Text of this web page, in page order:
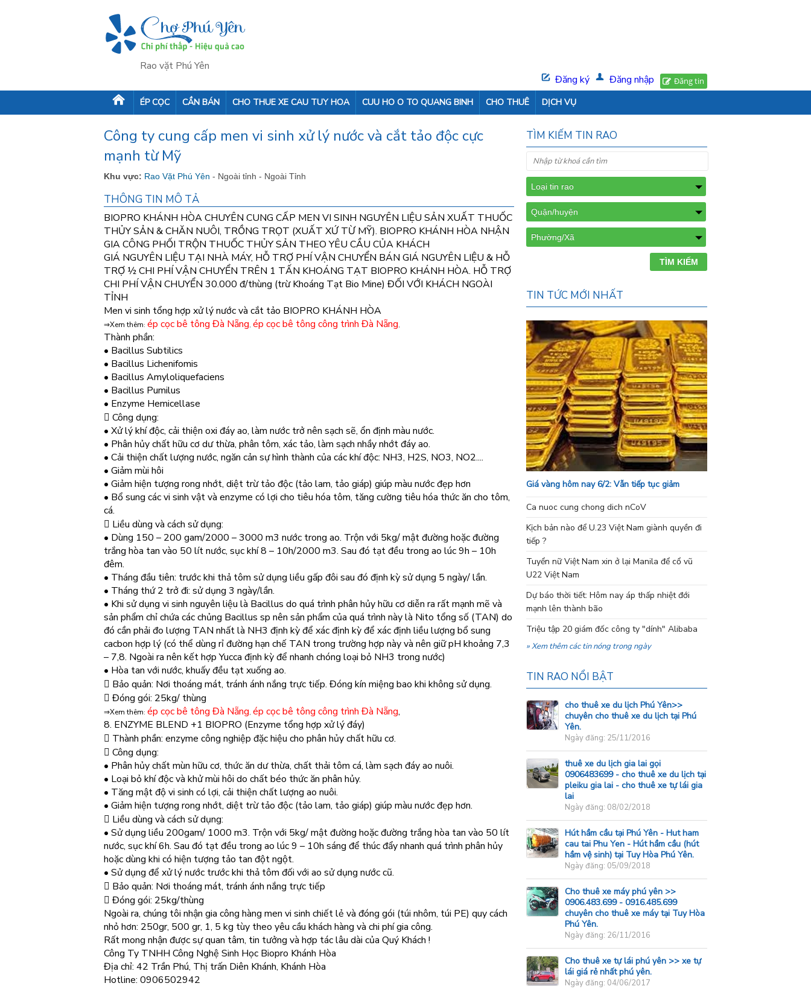
Rao vặt Phú Yên
Đăng tin
Đăng nhập
Đăng ký
ÉP CỌC CẦN BÁN CHO THUE XE CAU TUY HOA CUU HO O TO QUANG BINH CHO THUÊ DỊCH VỤ
Công ty cung cấp men vi sinh xử lý nước và cắt tảo độc cực
mạnh từ Mỹ
Khu vực: Rao Vặt Phú Yên - Ngoài tỉnh - Ngoài Tỉnh
THÔNG TIN MÔ TẢ
BIOPRO KHÁNH HÒA CHUYÊN CUNG CẤP MEN VI SINH NGUYÊN LIỆU SẢN XUẤT THUỐC
THỦY SẢN & CHĂN NUÔI, TRỒNG TRỌT (XUẤT XỨ TỪ MỸ). BIOPRO KHÁNH HÒA NHẬN
GIA CÔNG PHỐI TRỘN THUỐC THỦY SẢN THEO YÊU CẦU CỦA KHÁCH
GIÁ NGUYÊN LIỆU TẠI NHÀ MÁY, HỖ TRỢ PHÍ VẬN CHUYỂN BÁN GIÁ NGUYÊN LIỆU & HỖ
TRỢ ½ CHI PHÍ VẬN CHUYỂN TRÊN 1 TẤN KHOÁNG TẠT BIOPRO KHÁNH HÒA. HỖ TRỢ
CHI PHÍ VẬN CHUYỂN 30.000 đ/thùng (trừ Khoáng Tạt Bio Mine) ĐỐI VỚI KHÁCH NGOÀI
TỈNH
Men vi sinh tổng hợp xử lý nước và cắt tảo BIOPRO KHÁNH HÒA
⇒Xem thêm: ép cọc bê tông Đà Nẵng, ép cọc bê tông công trình Đà Nẵng,
Thành phần:
• Bacillus Subtilics
• Bacillus Lichenifomis
• Bacillus Amyloliquefaciens
• Bacillus Pumilus
• Enzyme Hemicellase
 Công dụng:
• Xử lý khí độc, cải thiện oxi đáy ao, làm nước trở nên sạch sẽ, ổn định màu nước.
• Phân hủy chất hữu cơ dư thừa, phân tôm, xác tảo, làm sạch nhầy nhớt đáy ao.
• Cải thiện chất lượng nước, ngăn cản sự hình thành của các khí độc: NH3, H2S, NO3, NO2....
• Giảm mùi hôi
• Giảm hiện tượng rong nhớt, diệt trừ tảo độc (tảo lam, tảo giáp) giúp màu nước đẹp hơn
• Bổ sung các vi sinh vật và enzyme có lợi cho tiêu hóa tôm, tăng cường tiêu hóa thức ăn cho tôm,
cá.
 Liều dùng và cách sử dụng:
• Dùng 150 – 200 gam/2000 – 3000 m3 nước trong ao. Trộn với 5kg/ mật đường hoặc đường
trắng hòa tan vào 50 lít nước, sục khí 8 – 10h/2000 m3. Sau đó tạt đều trong ao lúc 9h – 10h
đêm.
• Tháng đầu tiên: trước khi thả tôm sử dụng liều gấp đôi sau đó định kỳ sử dụng 5 ngày/ lần.
• Tháng thứ 2 trở đi: sử dụng 3 ngày/lần.
• Khi sử dụng vi sinh nguyên liệu là Bacillus do quá trình phân hủy hữu cơ diễn ra rất mạnh mẽ và
sản phẩm chỉ chứa các chủng Bacillus sp nên sản phẩm của quá trình này là Nito tổng số (TAN) do
đó cần phải đo lượng TAN nhất là NH3 định kỳ để xác định kỳ để xác định liều lượng bổ sung
cacbon hợp lý (có thể dùng rỉ đường hạn chế TAN trong trường hợp này và nên giữ pH khoảng 7,3
– 7,8. Ngoài ra nên kết hợp Yucca định kỳ để nhanh chóng loại bỏ NH3 trong nước)
• Hòa tan với nước, khuấy đều tạt xuống ao.
 Bảo quản: Nơi thoáng mát, tránh ánh nắng trực tiếp. Đóng kín miệng bao khi không sử dụng.
 Đóng gói: 25kg/ thùng
⇒Xem thêm: ép cọc bê tông Đà Nẵng, ép cọc bê tông công trình Đà Nẵng,
8. ENZYME BLEND +1 BIOPRO (Enzyme tổng hợp xử lý đáy)
 Thành phần: enzyme công nghiệp đặc hiệu cho phân hủy chất hữu cơ.
 Công dụng:
• Phân hủy chất mùn hữu cơ, thức ăn dư thừa, chất thải tôm cá, làm sạch đáy ao nuôi.
• Loại bỏ khí độc và khử mùi hôi do chất béo thức ăn phân hủy.
• Tăng mật độ vi sinh có lợi, cải thiện chất lượng ao nuôi.
• Giảm hiện tượng rong nhớt, diệt trừ tảo độc (tảo lam, tảo giáp) giúp màu nước đẹp hơn.
 Liều dùng và cách sử dụng:
• Sử dụng liều 200gam/ 1000 m3. Trộn với 5kg/ mật đường hoặc đường trắng hòa tan vào 50 lít
nước, sục khí 6h. Sau đó tạt đều trong ao lúc 9 – 10h sáng để thúc đẩy nhanh quá trình phân hủy
hoặc dùng khi có hiện tượng tảo tan đột ngột.
• Sử dụng để xử lý nước trước khi thả tôm đối với ao sử dụng nước cũ.
 Bảo quản: Nơi thoáng mát, tránh ánh nắng trực tiếp
 Đóng gói: 25kg/thùng
Ngoài ra, chúng tôi nhận gia công hàng men vi sinh chiết lẻ và đóng gói (túi nhôm, túi PE) quy cách
nhỏ hơn: 250gr, 500 gr, 1, 5 kg tùy theo yêu cầu khách hàng và chi phí gia công.
Rất mong nhận được sự quan tâm, tin tưởng và hợp tác lâu dài của Quý Khách !
Công Ty TNHH Công Nghệ Sinh Học Biopro Khánh Hòa
Địa chỉ: 42 Trần Phú, Thị trấn Diên Khánh, Khánh Hòa
Hotline: 0906502942
TÌM KIẾM TIN RAO
TIN TỨC MỚI NHẤT
Giá vàng hôm nay 6/2: Vẫn tiếp tục giảm
Ca nuoc cung chong dich nCoV
Kịch bản nào để U.23 Việt Nam giành quyền đi
tiếp ?
Tuyển nữ Việt Nam xin ở lại Manila để cổ vũ
U22 Việt Nam
Dự báo thời tiết: Hôm nay áp thấp nhiệt đới
mạnh lên thành bão
Triệu tập 20 giám đốc công ty "dính" Alibaba
» Xem thêm các tin nóng trong ngày
TIN RAO NỔI BẬT
cho thuê xe du lịch Phú Yên>>
chuyên cho thuê xe du lịch tại Phú
Yên.
Ngày đăng: 25/11/2016
thuê xe du lịch gia lai gọi
0906483699 - cho thuê xe du lịch tại
pleiku gia lai - cho thuê xe tự lái gia
lai
Ngày đăng: 08/02/2018
Hút hầm cầu tại Phú Yên - Hut ham
cau tai Phu Yen - Hút hầm cầu (hút
hầm vệ sinh) tại Tuy Hòa Phú Yên.
Ngày đăng: 05/09/2018
Cho thuê xe máy phú yên >>
0906.483.699 - 0916.485.699
chuyên cho thuê xe máy tại Tuy Hòa
Phú Yên.
Ngày đăng: 26/11/2016
Cho thuê xe tự lái phú yên >> xe tự
lái giá rẻ nhất phú yên.
Ngày đăng: 04/06/2017